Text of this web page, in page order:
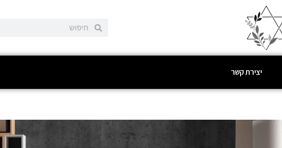
יצירת קשר